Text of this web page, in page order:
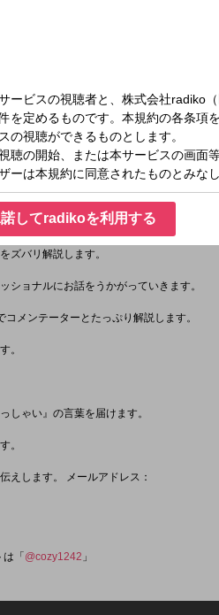
があるのか？多彩なコメンテーターやゲ
）
研究所 主任研究員）
症状、治療法などを聞きます。
ズバリ解説します。
ョナルにお話をうかがっていきます。
メンテーターとたっぷり解説します。
。
しゃい』の言葉を届けます。
。
えします。 メールアドレス：
「 @cozy1242 」
してradikoを利用する